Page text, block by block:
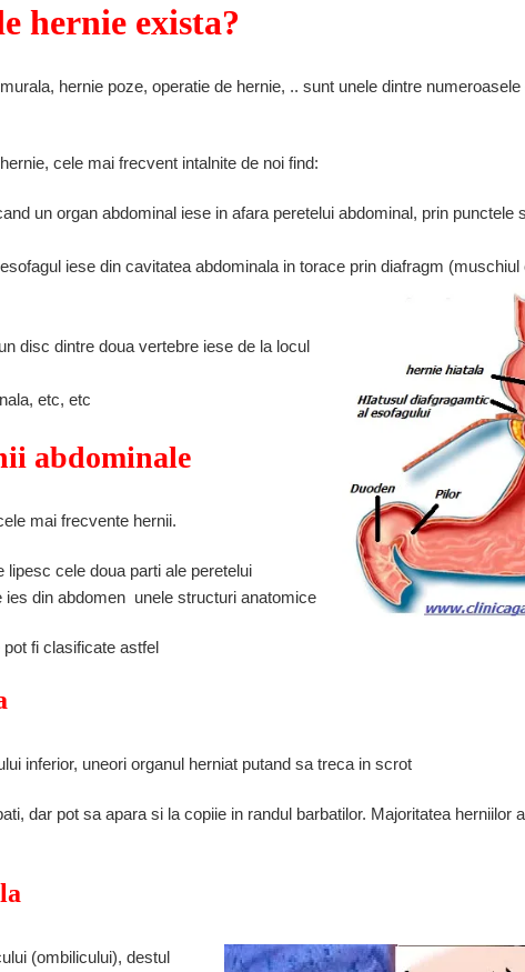
hernie exista?
hernie poze, operatie de hernie, .. sunt unele dintre
cele mai frecvent intalnite de noi find:
un organ abdominal iese in afara peretelui abdominal, prin punctele
iese din cavitatea abdominala in torace prin diafragm
disc dintre doua vertebre iese de la locul
etc, etc
abdominale
mai frecvente hernii.
lipesc cele doua parti ale peretelui
ies din abdomen unele structuri anatomice
fi clasificate astfel
inferior, uneori organul herniat putand sa treca in scrot
dar pot sa apara si la copiie in randul barbatilor. Majoritatea herniilor
(ombilicului), destul